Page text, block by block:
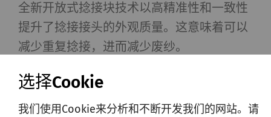
全新开放式捻接块技术以高精准性和一致性
提升了捻接接头的外观质量。这意味着可以
减少重复捻接，进而减少废纱。
对下道工序有积极影响
选择Cookie
我们使用Cookie来分析和不断开发我们的网站。请